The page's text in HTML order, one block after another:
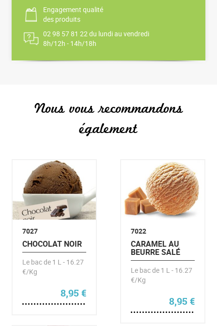
Engagement qualité
des produits
02 98 57 81 22 du lundi au vendredi
8h/12h - 14h/18h
Nous vous recommandons
également
7027
CHOCOLAT NOIR
Le bac de 1 L - 16.27
€/Kg
8,95€
7022
CARAMEL AU
BEURRE SALÉ
Le bac de 1 L - 16.27
€/Kg
8,95€